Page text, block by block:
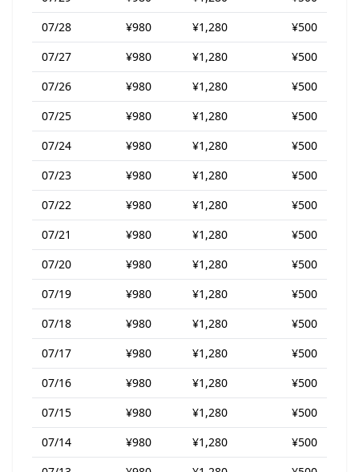
07/28
¥980 ¥1,280
¥500
07/27
¥980 ¥1,280
¥500
07/26
¥980 ¥1,280
¥500
07/25
¥980 ¥1,280
¥500
07/24
¥980 ¥1,280
¥500
07/23
¥980 ¥1,280
¥500
07/22
¥980 ¥1,280
¥500
07/21
¥980 ¥1,280
¥500
07/20
¥980 ¥1,280
¥500
07/19
¥980 ¥1,280
¥500
07/18
¥980 ¥1,280
¥500
07/17
¥980 ¥1,280
¥500
07/16
¥980 ¥1,280
¥500
07/15
¥980 ¥1,280
¥500
07/14
¥980 ¥1,280
¥500